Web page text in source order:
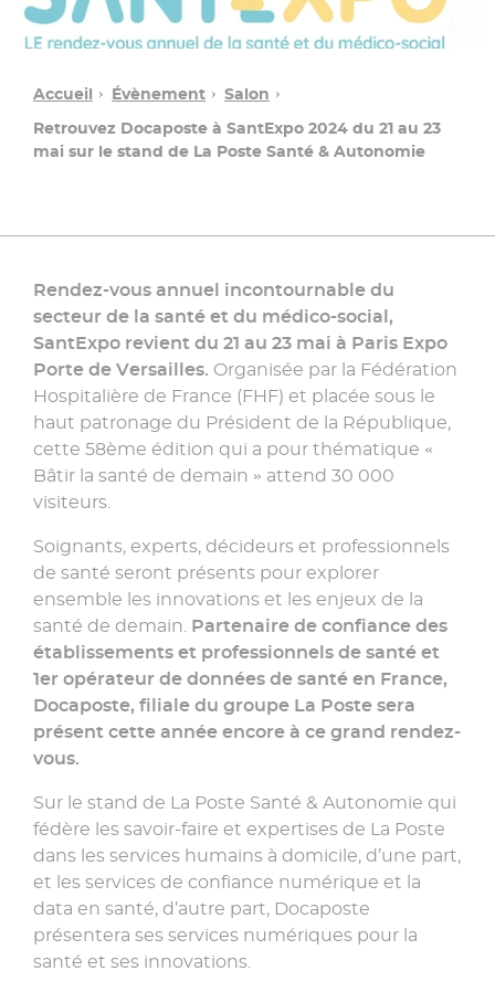
Accueil Évènement
Salon
Retrouvez Docaposte à SantExpo 2024 du 21 au 23
mai sur le stand de La Poste Santé & Autonomie
Une
question ?
Contacter
un
conseiller
»
Rendez-vous annuel incontournable du
secteur de la santé et du médico-social,
SantExpo revient du 21 au 23 mai à Paris Expo
Porte de Versailles. Organisée par la Fédération
Hospitalière de France (FHF) et placée sous le
haut patronage du Président de la République,
cette 58ème édition qui a pour thématique «
Bâtir la santé de demain » attend 30 000
visiteurs.
Soignants, experts, décideurs et professionnels
de santé seront présents pour explorer
ensemble les innovations et les enjeux de la
santé de demain. Partenaire de confiance des
établissements et professionnels de santé et
1er opérateur de données de santé en France,
Docaposte, filiale du groupe La Poste sera
présent cette année encore à ce grand rendez-
vous.
Sur le stand de La Poste Santé & Autonomie qui
fédère les savoir-faire et expertises de La Poste
dans les services humains à domicile, d’une part,
et les services de confiance numérique et la
data en santé, d’autre part, Docaposte
présentera ses services numériques pour la
santé et ses innovations.